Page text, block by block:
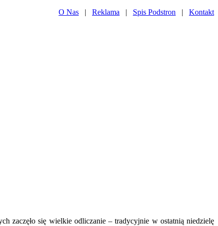
O Nas | Reklama | Spis Podstron | Kontakt
zaczęło się wielkie odliczanie – tradycyjnie w ostatnią niedzielę